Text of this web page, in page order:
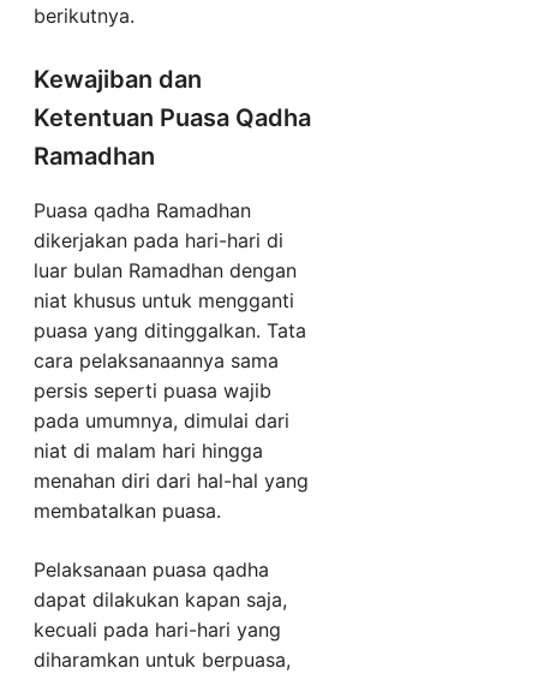
berikutnya.
Kewajiban dan
Ketentuan Puasa Qadha
Ramadhan
Puasa qadha Ramadhan
dikerjakan pada hari-hari di
luar bulan Ramadhan dengan
niat khusus untuk mengganti
puasa yang ditinggalkan. Tata
cara pelaksanaannya sama
persis seperti puasa wajib
pada umumnya, dimulai dari
niat di malam hari hingga
menahan diri dari hal-hal yang
membatalkan puasa.
Pelaksanaan puasa qadha
dapat dilakukan kapan saja,
kecuali pada hari-hari yang
diharamkan untuk berpuasa,